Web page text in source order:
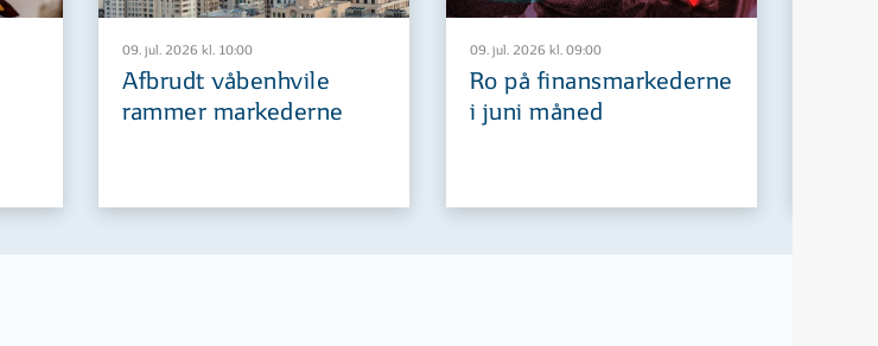
09. jul. 2026 kl. 10:00
Afbrudt våbenhvile
rammer markederne
09. jul. 2026 kl. 09:00
Ro på finansmarkederne
i juni måned